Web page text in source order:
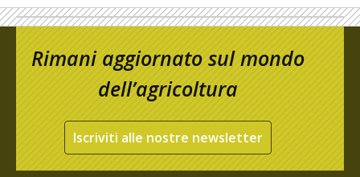
Rimani aggiornato sul mondo
dell’agricoltura
Iscriviti alle nostre newsletter